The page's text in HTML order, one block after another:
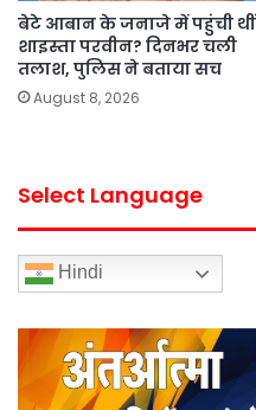
बेटे आबान के जनाजे में पहुंची थीं
शाइस्ता परवीन? दिनभर चली
तलाश, पुलिस ने बताया सच
August 8, 2026
Select Language
Hindi